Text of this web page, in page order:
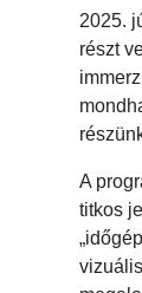
2025.
részt
A
titkos